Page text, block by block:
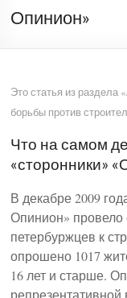
Опинион»
Это статья из раздела
борьбы против
Что на самом
«сторонники»
В декабре 2009
Опинион»
петербуржцев к
опрошено 1017
16 лет и старше.
репрезентативной